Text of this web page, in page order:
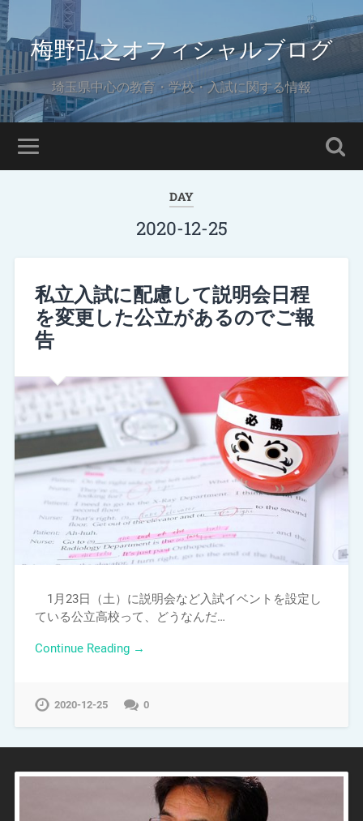
梅野弘之オフィシャルブログ
埼玉県中心の教育・学校・入試に関する情報
DAY
2020-12-25
私立入試に配慮して説明会日程
を変更した公立があるのでご報
告
1月23日（土）に説明会など入試イベントを設定し
ている公立高校って、どうなんだ…
Continue Reading →
2020-12-25 0